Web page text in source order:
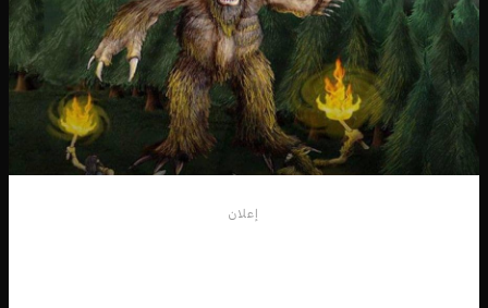
إعلان